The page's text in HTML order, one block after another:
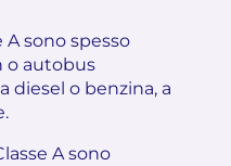
sono spesso
o autobus
diesel o benzina, a
A sono